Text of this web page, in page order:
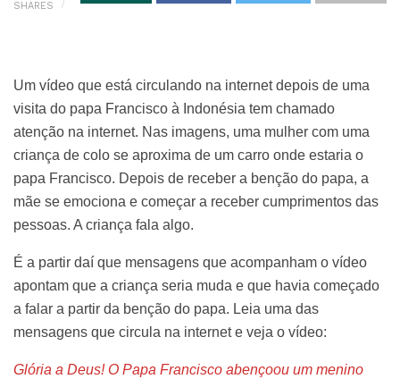
SHARES
Um vídeo que está circulando na internet depois de uma
visita do papa Francisco à Indonésia tem chamado
atenção na internet. Nas imagens, uma mulher com uma
criança de colo se aproxima de um carro onde estaria o
papa Francisco. Depois de receber a benção do papa, a
mãe se emociona e começar a receber cumprimentos das
pessoas. A criança fala algo.
É a partir daí que mensagens que acompanham o vídeo
apontam que a criança seria muda e que havia começado
a falar a partir da benção do papa. Leia uma das
mensagens que circula na internet e veja o vídeo:
Glória a Deus! O Papa Francisco abençoou um menino